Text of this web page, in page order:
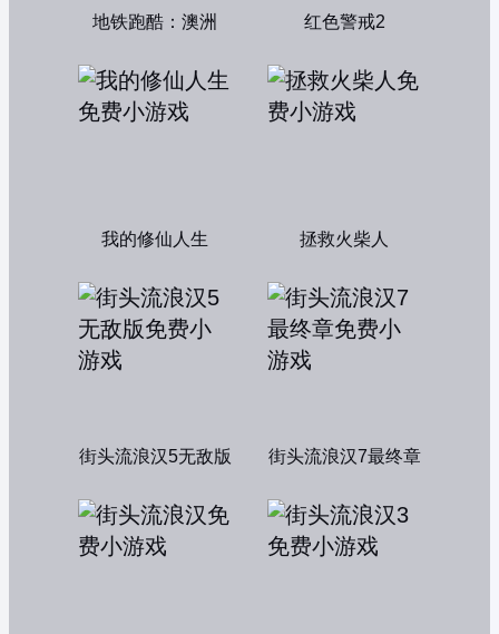
地铁跑酷：澳洲 红色警戒2
我的修仙人生 拯救火柴人
街头流浪汉5无敌版 街头流浪汉7最终章